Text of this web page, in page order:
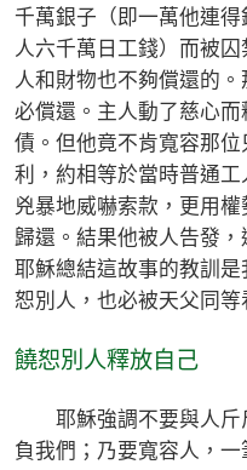
千萬銀子（即一萬他連
人六千萬日工錢）而被
人和財物也不夠償還的
必償還。主人動了慈心
債。但他竟不肯寬容那
利，約相等於當時普通
兇暴地威嚇索款，更用
歸還。結果他被人告發，
耶穌總結這故事的教訓
恕別人，也必被天父同等
饒恕別人釋放自己
耶穌強調不要與人斤
負我們；乃要寬容人，